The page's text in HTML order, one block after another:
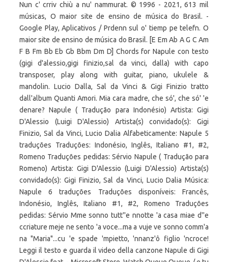
Nun c' crriv chiù a nu' nammurat. © 1996 - 2021, 613 mil
músicas, O maior site de ensino de música do Brasil. -
Google Play, Aplicativos / Prdenn sul o' tiemp pe telefn. O
maior site de ensino de música do Brasil. [E Em Ab A G C Am
F B Fm Bb Eb Gb Bbm Dm D] Chords for Napule con testo
(gigi d'alessio,gigi finizio,sal da vinci, dalla) with capo
transposer, play along with guitar, piano, ukulele &
mandolin. Lucio Dalla, Sal da Vinci & Gigi Finizio tratto
dall'album Quanti Amori. Mia cara madre, che só', che só' 'e
denare? Napule ( Tradução para Indonésio) Artista: Gigi
D'Alessio (Luigi D'Alessio) Artista(s) convidado(s): Gigi
Finizio, Sal da Vinci, Lucio Dalia Alfabeticamente: Napule 5
traduções Traduções: Indonésio, Inglês, Italiano #1, #2,
Romeno Traduções pedidas: Sérvio Napule ( Tradução para
Romeno) Artista: Gigi D'Alessio (Luigi D'Alessio) Artista(s)
convidado(s): Gigi Finizio, Sal da Vinci, Lucio Dalia Música:
Napule 6 traduções Traduções disponíveis: Francês,
Indonésio, Inglês, Italiano #1, #2, Romeno Traduções
pedidas: Sérvio Mme sonno tutt''e nnotte 'a casa miae d''e
ccriature meje ne sento 'a voce...ma a vuje ve sonno comm'a
na "Maria"...cu 'e spade 'mpietto, 'nnanz'ô figlio 'ncroce!
Leggi il testo e guarda il video della canzone Napule di Gigi